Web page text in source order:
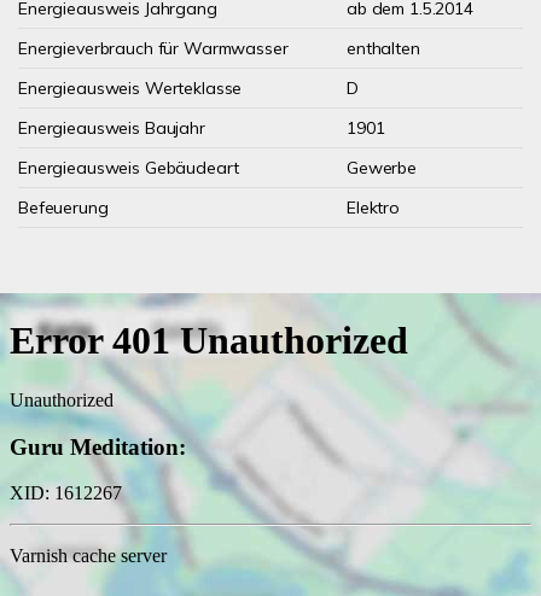
Energieausweis Jahrgang
ab dem 1.5.2014
Energieverbrauch für Warmwasser
enthalten
Energieausweis Werteklasse
D
Energieausweis Baujahr
1901
Energieausweis Gebäudeart
Gewerbe
Befeuerung
Elektro